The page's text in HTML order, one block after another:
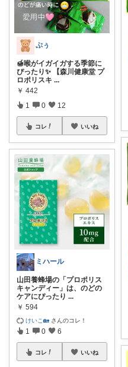
ぷぅ
🍯喉がイガイガする季節に
ぴったり✨ 【森川健康堂 プ
ロポリスキ ...
￥ 442
1 0 12
コレ いいね
ミハール
山田養蜂場の「プロポリス
キャンディー」は、のどの
ケアにぴったり ...
￥ 594
けいこ🏡 さんのコレ！
1 0 6
コレ いいね